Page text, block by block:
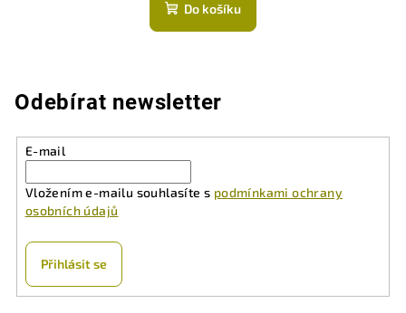
Do košíku
Odebírat newsletter
E-mail
Vložením e-mailu souhlasíte s podmínkami ochrany
osobních údajů
Přihlásit se